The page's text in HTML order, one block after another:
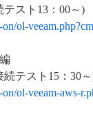
スト13：00～)
ol-
テスト15：30
ol-veeam-aws-